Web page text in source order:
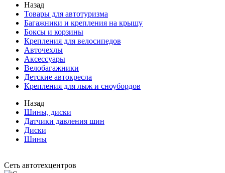
Назад
Товары для автотуризма
Багажники и крепления на крышу
Боксы и корзины
Крепления для велосипедов
Авточехлы
Аксессуары
Велобагажники
Детские автокресла
Крепления для лыж и сноубордов
Назад
Шины, диски
Датчики давления шин
Диски
Шины
Сеть автотехцентров